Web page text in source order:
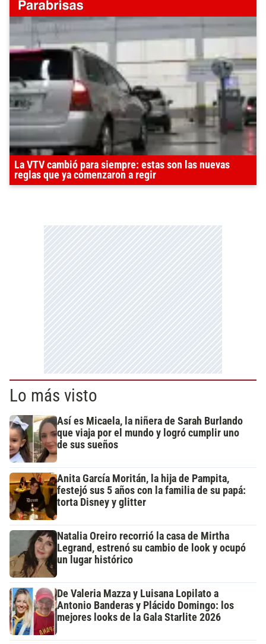
La VTV cambió para siempre: estas son las nuevas
reglas que ya comenzaron a regir
Lo más visto
Así es Micaela, la niñera de Sarah Burlando
que viaja por el mundo y logró cumplir uno
de sus sueños
Anita García Moritán, la hija de Pampita,
festejó sus 5 años con la familia de su papá:
torta Disney y glitter
Natalia Oreiro recorrió la casa de Mirtha
Legrand, estrenó su cambio de look y ocupó
un lugar histórico
De Valeria Mazza y Luisana Lopilato a
Antonio Banderas y Plácido Domingo: los
mejores looks de la Gala Starlite 2026